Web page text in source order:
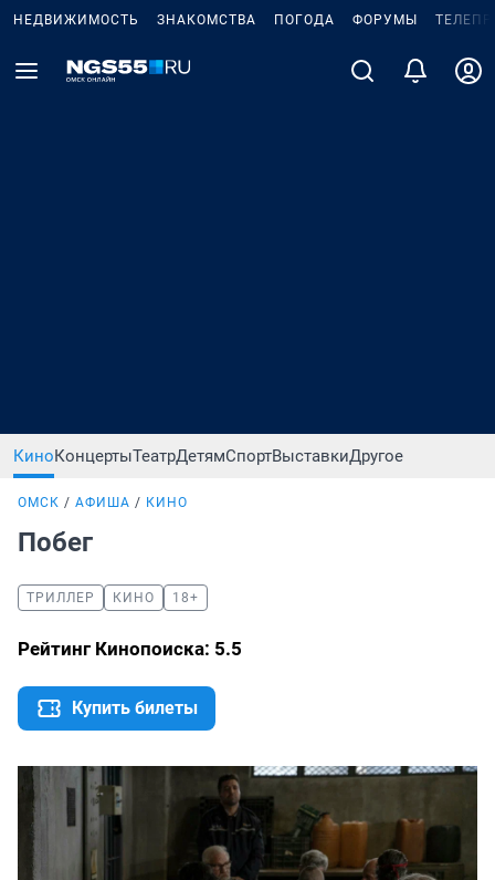
НЕДВИЖИМОСТЬ ЗНАКОМСТВА ПОГОДА ФОРУМЫ
КиноКонцертыТеатрДетямСпортВыставкиДругое
ОМСК АФИША КИНО
Побег
ТРИЛЛЕР КИНО 18+
Рейтинг Кинопоиска: 5.5
Купить билеты